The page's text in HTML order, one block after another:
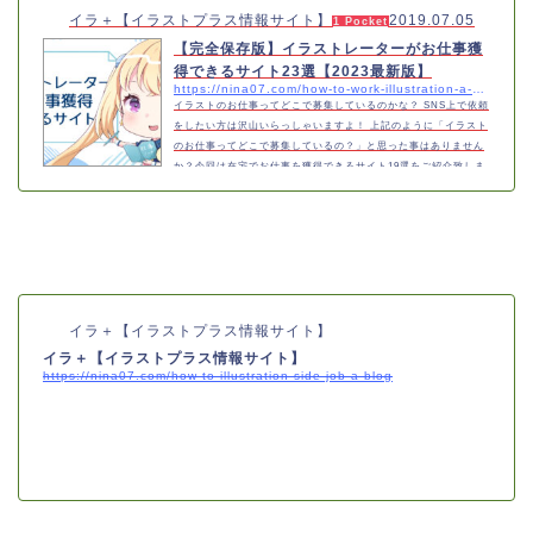
イラ＋【イラストプラス情報サイト】 1 Pocket 2019.07.05
【完全保存版】イラストレーターがお仕事獲
得できるサイト23選【2023最新版】
イラストのお仕事ってどこで募集しているのかな？ SNS上で依頼
をしたい方は沢山いらっしゃいますよ！ 上記のように「イラスト
のお仕事ってどこで募集しているの？」と思った事はありません
か？今回は在宅でお仕事を獲得できるサイト19選をご紹介致しま
イラ＋【イラストプラス情報サイト】
イラ＋【イラストプラス情報サイト】
https://nina07.com/how-to-illustration-side-job-a-blog